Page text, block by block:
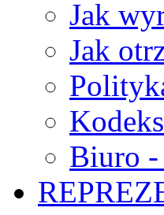
Jak
Jak
Biuro